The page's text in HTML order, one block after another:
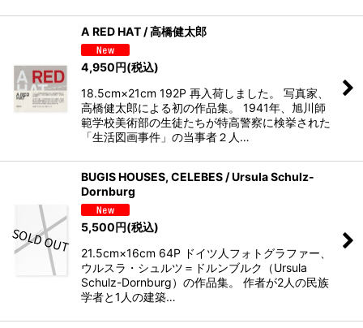
A RED HAT / 高橋健太郎
4,950円(税込)
18.5cm×21cm 192P 再入荷しました。 写真家、
高橋健太郎による初の作品集。 1941年、旭川師
範学校美術部の生徒たちが特高警察に検挙された
「生活図画事件」の当事者２人…
BUGIS HOUSES, CELEBES / Ursula Schulz-
Dornburg
5,500円(税込)
21.5cm×16cm 64P ドイツ人フォトグラファー、
ウルスラ・シュルツ＝ドルンブルク（Ursula
Schulz-Dornburg）の作品集。 作者が2人の民族
学者と1人の建築…